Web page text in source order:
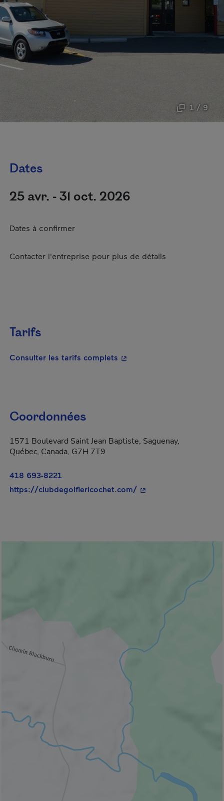
1 / 9
Dates
25 avr. - 31 oct. 2026
Dates à confirmer
Contacter l'entreprise pour plus de détails
Tarifs
Consulter les tarifs complets - Cet hyperlien s'ouvrira
Coordonnées
1571 Boulevard Saint Jean Baptiste, Saguenay,
Québec, Canada, G7H 7T9
418 693-8221
https://clubdegolflericochet.com/- Cet hyperlien